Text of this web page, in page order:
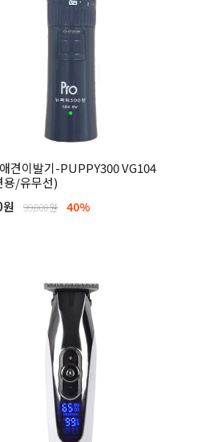
견이발기-PUPPY300 VG104
용/유무선)
99,000원 40%